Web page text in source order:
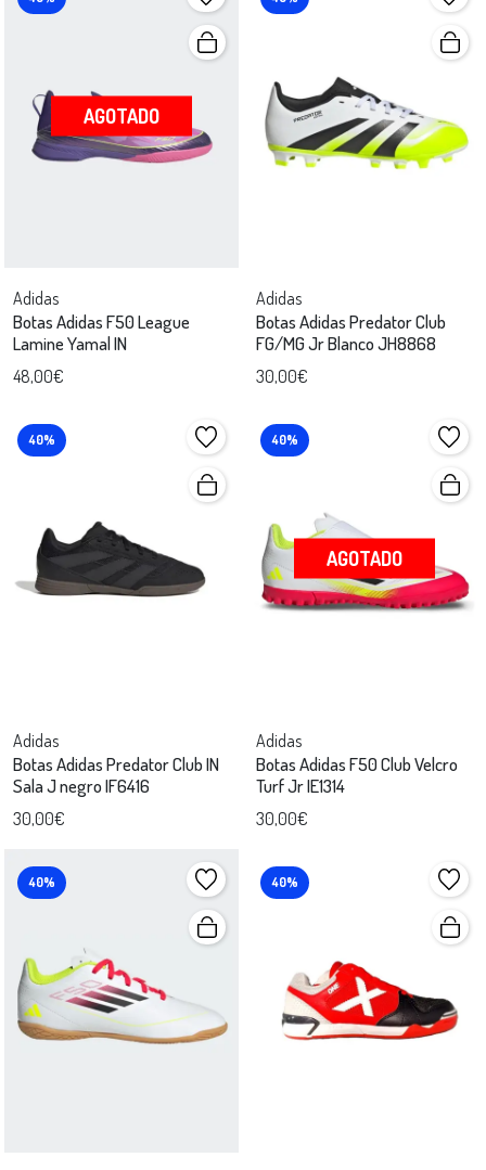
AGOTADO
Adidas
Botas Adidas F50 League
Lamine Yamal IN
48,00€
Adidas
Botas Adidas Predator Club
FG/MG Jr Blanco JH8868
30,00€
40%
Adidas
Botas Adidas Predator Club IN
Sala J negro IF6416
30,00€
40%
AGOTADO
Adidas
Botas Adidas F50 Club Velcro
Turf Jr IE1314
30,00€
40% 40%